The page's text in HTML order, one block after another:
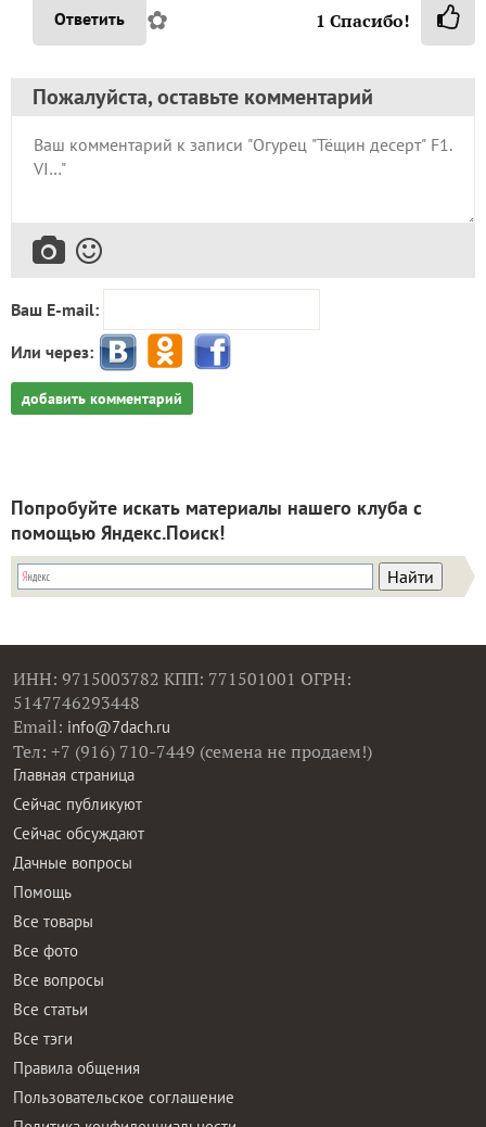
Ответить ✿ 1 Спасибо!
Пожалуйста, оставьте комментарий
Ваш E-mail:
Или через:
добавить комментарий
Попробуйте искать материалы нашего клуба с
помощью Яндекс.Поиск!
ИНН: 9715003782 КПП: 771501001 ОГРН:
5147746293448
Email: info@7dach.ru
Тел: +7 (916) 710-7449 (семена не продаем!)
Главная страница
Сейчас публикуют
Сейчас обсуждают
Дачные вопросы
Помощь
Все товары
Все фото
Все вопросы
Все статьи
Все тэги
Правила общения
Пользовательское соглашение